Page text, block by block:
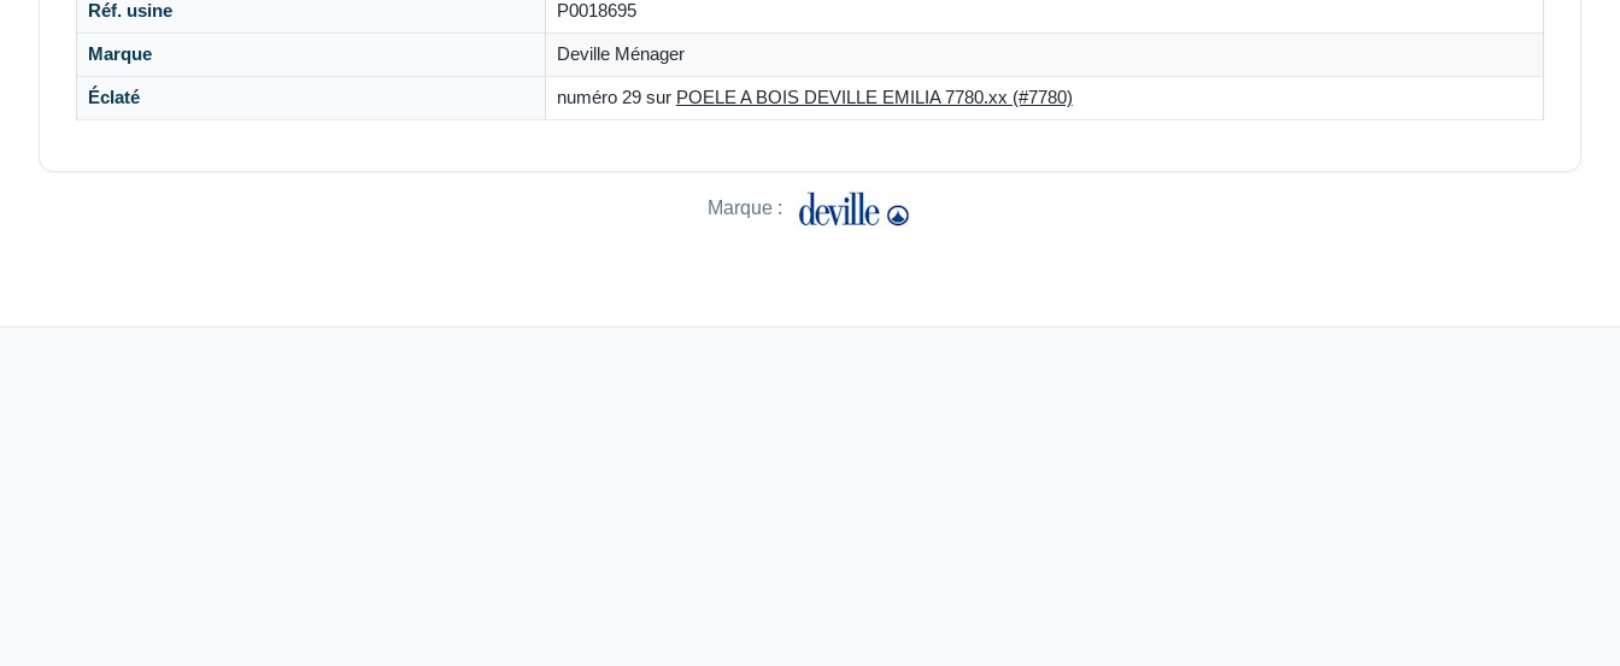
Réf. usine P0018695
Marque Deville Ménager
Éclaté numéro 29 sur POELE A BOIS DEVILLE EMILIA 7780.xx (#7780)
Marque :